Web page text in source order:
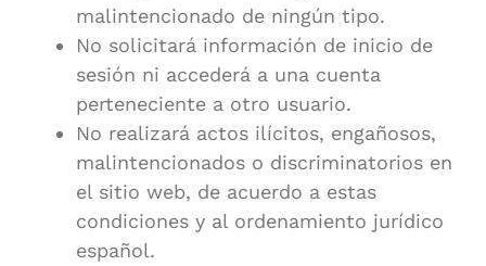
malintencionado de ningún tipo.
No solicitará información de inicio de
sesión ni accederá a una cuenta
perteneciente a otro usuario.
No realizará actos ilícitos, engañosos,
malintencionados o discriminatorios en
el sitio web, de acuerdo a estas
condiciones y al ordenamiento jurídico
español.